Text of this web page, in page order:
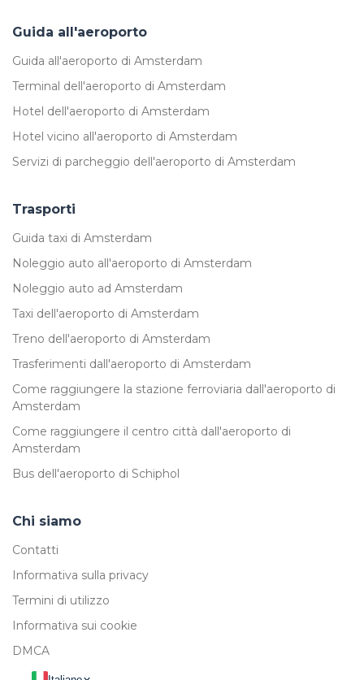
Guida all'aeroporto
Guida all'aeroporto di Amsterdam
Terminal dell'aeroporto di Amsterdam
Hotel dell'aeroporto di Amsterdam
Hotel vicino all'aeroporto di Amsterdam
Servizi di parcheggio dell'aeroporto di Amsterdam
Trasporti
Guida taxi di Amsterdam
Noleggio auto all'aeroporto di Amsterdam
Noleggio auto ad Amsterdam
Taxi dell'aeroporto di Amsterdam
Treno dell'aeroporto di Amsterdam
Trasferimenti dall'aeroporto di Amsterdam
Come raggiungere la stazione ferroviaria dall'aeroporto di
Amsterdam
Come raggiungere il centro città dall'aeroporto di
Amsterdam
Bus dell'aeroporto di Schiphol
Chi siamo
Contatti
Informativa sulla privacy
Termini di utilizzo
Informativa sui cookie
DMCA